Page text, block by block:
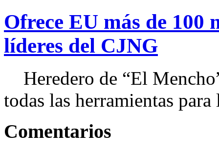
Ofrece EU más de 100
líderes del CJNG
Heredero de “El
todas las herramientas
Comentarios